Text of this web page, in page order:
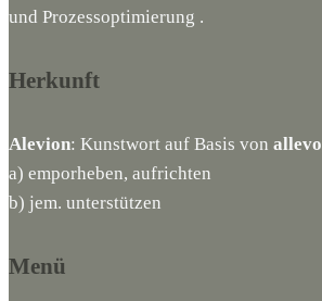
und Prozessoptimierung .
Herkunft
Alevion: Kunstwort auf Basis von allevo
a) emporheben, aufrichten
b) jem. unterstützen
Menü